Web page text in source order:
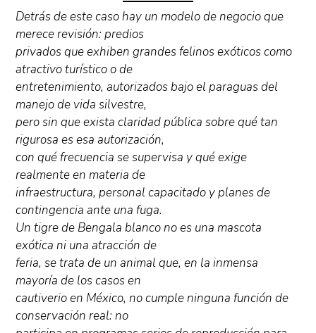
Detrás de este caso hay un modelo de negocio que
merece revisión: predios
privados que exhiben grandes felinos exóticos como
atractivo turístico o de
entretenimiento, autorizados bajo el paraguas del
manejo de vida silvestre,
pero sin que exista claridad pública sobre qué tan
rigurosa es esa autorización,
con qué frecuencia se supervisa y qué exige
realmente en materia de
infraestructura, personal capacitado y planes de
contingencia ante una fuga.
Un tigre de Bengala blanco no es una mascota
exótica ni una atracción de
feria, se trata de un animal que, en la inmensa
mayoría de los casos en
cautiverio en México, no cumple ninguna función de
conservación real: no